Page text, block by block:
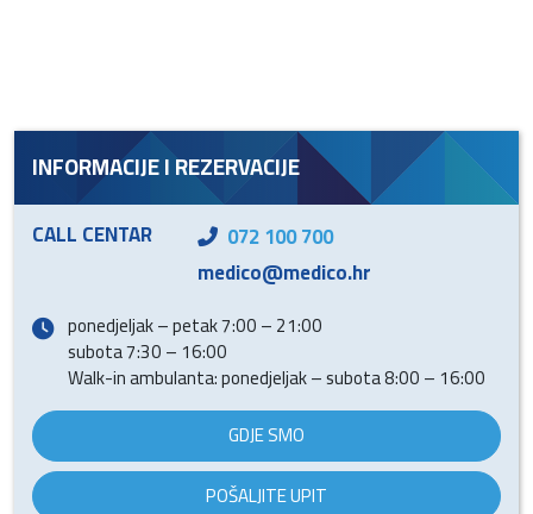
INFORMACIJE I REZERVACIJE
CALL CENTAR
072 100 700
medico@medico.hr
ponedjeljak – petak 7:00 – 21:00
subota 7:30 – 16:00
Walk-in ambulanta: ponedjeljak – subota 8:00 – 16:00
GDJE SMO
POŠALJITE UPIT